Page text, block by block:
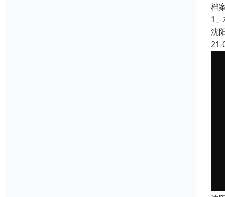
档
1
沈
21-